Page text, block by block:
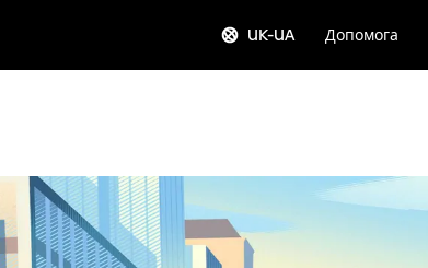
UK-UA Допомога